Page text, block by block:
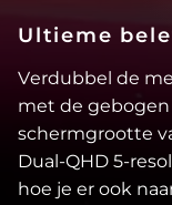
Ultieme
Verdubbel de
met de gebogen
schermgrootte
Dual-QHD 5-
hoe je er ook